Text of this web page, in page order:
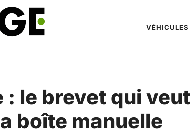
VÉHICULES
: le brevet qui veut
boîte manuelle